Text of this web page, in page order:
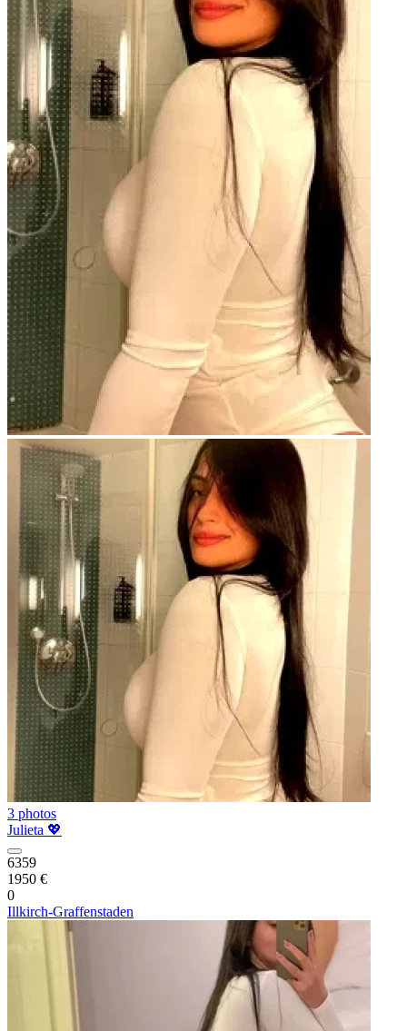
3 photos
Julieta 💖
6359
1950 €
0
Illkirch-Graffenstaden